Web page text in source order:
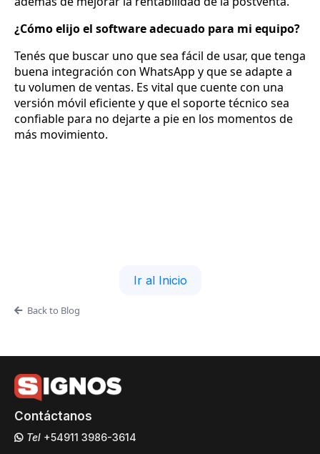
¿Cómo elijo el software adecuado para mi equipo?
Tenés que buscar uno que sea fácil de usar, que tenga
buena integración con WhatsApp y que se adapte a
tu volumen de ventas. Es vital que cuente con una
versión móvil eficiente y que el soporte técnico sea
confiable para no dejarte a pie en los momentos de
más movimiento.
Ir al Inicio
Back to Blog
Contáctanos
Tel +54911 3986-3614